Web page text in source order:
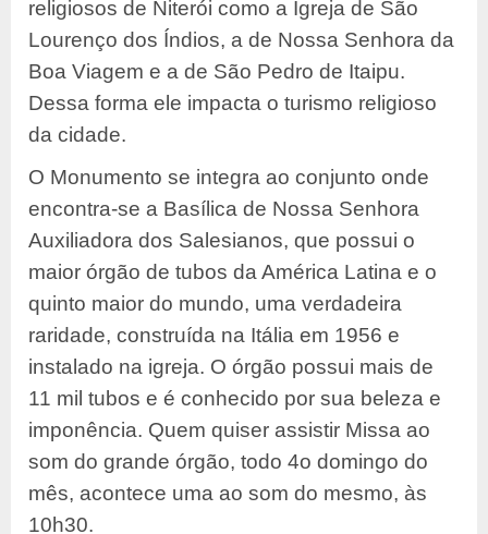
religiosos de Niterói como a Igreja de São
Lourenço dos Índios, a de Nossa Senhora da
Boa Viagem e a de São Pedro de Itaipu.
Dessa forma ele impacta o turismo religioso
da cidade.
O Monumento se integra ao conjunto onde
encontra-se a Basílica de Nossa Senhora
Auxiliadora dos Salesianos, que possui o
maior órgão de tubos da América Latina e o
quinto maior do mundo, uma verdadeira
raridade, construída na Itália em 1956 e
instalado na igreja. O órgão possui mais de
11 mil tubos e é conhecido por sua beleza e
imponência. Quem quiser assistir Missa ao
som do grande órgão, todo 4o domingo do
mês, acontece uma ao som do mesmo, às
10h30.